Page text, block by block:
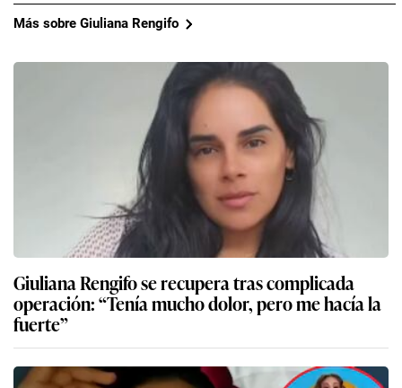
Más sobre Giuliana Rengifo
Giuliana Rengifo se recupera tras complicada
operación: “Tenía mucho dolor, pero me hacía la
fuerte”